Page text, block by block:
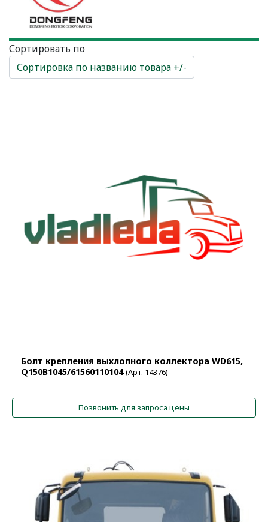
Сортировать по
Сортировка по названию товара +/-
Болт крепления выхлопного коллектора WD615,
Q150B1045/61560110104(Арт. 14376)
Позвонить для запроса цены